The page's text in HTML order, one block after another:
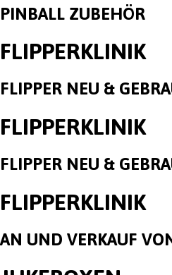
PINBALL ZUBEHÖR
FLIPPERKLINIK
FLIPPER NEU &
FLIPPERKLINIK
FLIPPER NEU &
FLIPPERKLINIK
AN UND VERKAUF